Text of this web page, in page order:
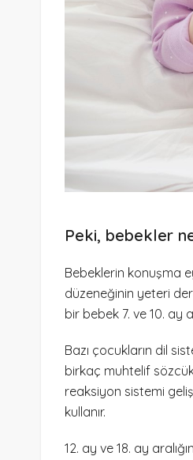
Peki, bebekler
Bebeklerin konuşma
düzeneğinin yeteri
bir bebek 7. ve 10. ay
Bazı çocukların dil
birkaç muhtelif
reaksiyon sistemi
kullanır.
12. ay ve 18. ay